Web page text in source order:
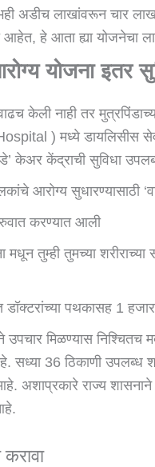
अडीच लाखांवरून चार
आहेत, हे आता ह्या योजनेचा
योजना इतर
केली नाही तर
) मध्ये डायलिसीस
डे’ केअर केंद्राची सुविधा
आरोग्य सुधारण्यासाठी
करण्यात आली
मधून तुम्ही तुमच्या
पथकासह 1
उपचार मिळण्यास
सध्या 36 ठिकाणी
अशाप्रकारे राज्य शासनाने